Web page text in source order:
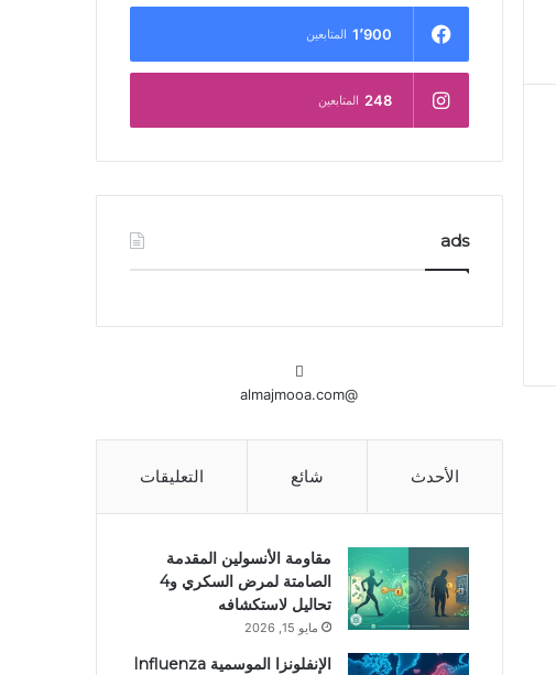
1٬900 المتابعين
248 المتابعين
ads
@almajmooa.com
الأحدث شائع التعليقات
مقاومة الأنسولين المقدمة
الصامتة لمرض السكري و4
تحاليل لاستكشافه
مايو 15, 2026
الإنفلونزا الموسمية Influenza